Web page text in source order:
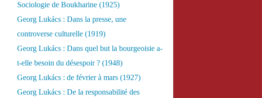
Sociologie de Boukharine (1925)
Georg Lukács : Dans la presse, une
controverse culturelle (1919)
Georg Lukács : Dans quel but la bourgeoisie a-
t-elle besoin du désespoir ? (1948)
Georg Lukács : de février à mars (1927)
Georg Lukács : De la responsabilité des